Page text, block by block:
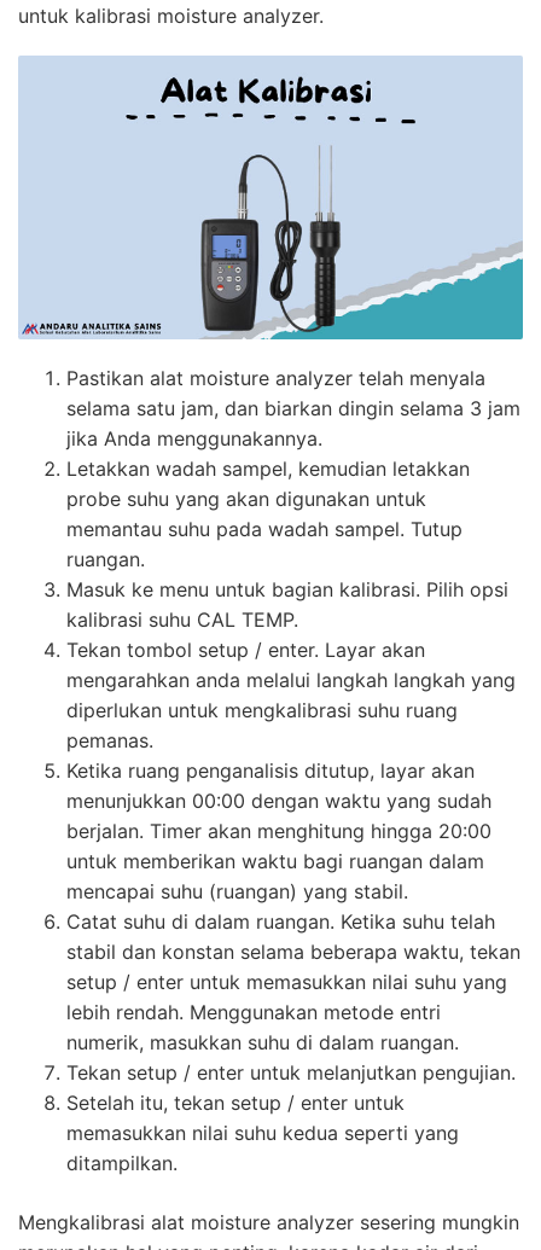
untuk kalibrasi moisture analyzer.
Pastikan alat moisture analyzer telah menyala
selama satu jam, dan biarkan dingin selama 3 jam
jika Anda menggunakannya.
Letakkan wadah sampel, kemudian letakkan
probe suhu yang akan digunakan untuk
memantau suhu pada wadah sampel. Tutup
ruangan.
Masuk ke menu untuk bagian kalibrasi. Pilih opsi
kalibrasi suhu CAL TEMP.
Tekan tombol setup / enter. Layar akan
mengarahkan anda melalui langkah langkah yang
diperlukan untuk mengkalibrasi suhu ruang
pemanas.
Ketika ruang penganalisis ditutup, layar akan
menunjukkan 00:00 dengan waktu yang sudah
berjalan. Timer akan menghitung hingga 20:00
untuk memberikan waktu bagi ruangan dalam
mencapai suhu (ruangan) yang stabil.
Catat suhu di dalam ruangan. Ketika suhu telah
stabil dan konstan selama beberapa waktu, tekan
setup / enter untuk memasukkan nilai suhu yang
lebih rendah. Menggunakan metode entri
numerik, masukkan suhu di dalam ruangan.
Tekan setup / enter untuk melanjutkan pengujian.
Setelah itu, tekan setup / enter untuk
memasukkan nilai suhu kedua seperti yang
ditampilkan.
Mengkalibrasi alat moisture analyzer sesering mungkin